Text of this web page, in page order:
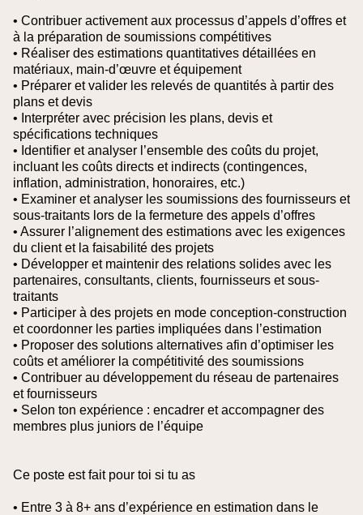
• Contribuer activement aux processus d’appels d’offres et
à la préparation de soumissions compétitives
• Réaliser des estimations quantitatives détaillées en
matériaux, main-d’œuvre et équipement
• Préparer et valider les relevés de quantités à partir des
plans et devis
• Interpréter avec précision les plans, devis et
spécifications techniques
• Identifier et analyser l’ensemble des coûts du projet,
incluant les coûts directs et indirects (contingences,
inflation, administration, honoraires, etc.)
• Examiner et analyser les soumissions des fournisseurs et
sous-traitants lors de la fermeture des appels d’offres
• Assurer l’alignement des estimations avec les exigences
du client et la faisabilité des projets
• Développer et maintenir des relations solides avec les
partenaires, consultants, clients, fournisseurs et sous-
traitants
• Participer à des projets en mode conception-construction
et coordonner les parties impliquées dans l’estimation
• Proposer des solutions alternatives afin d’optimiser les
coûts et améliorer la compétitivité des soumissions
• Contribuer au développement du réseau de partenaires
et fournisseurs
• Selon ton expérience : encadrer et accompagner des
membres plus juniors de l’équipe
Ce poste est fait pour toi si tu as
• Entre 3 à 8+ ans d’expérience en estimation dans le